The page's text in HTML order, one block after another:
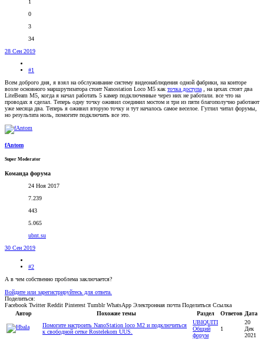
0
3
34
28 Сен 2019
#1
Всем доброго дня, я взял на обслуживание систему видеонаблюдения одной фабрики, на конторе
возле основного маршрутизатора стоит Nanostation Loco M5 как точка доступа
, на цехах стоят два
LiteBeam M5, когда я начал работать 5 камер подключенные через них не работали. все что на
проводах я сделал. Теперь одну точку оживил соединил мостом и три из пяти благополучно работают
уже месяца два. Теперь я оживил вторую точку и тут началось самое веселое. Гуглил читал форумы,
но результата ноль, помогите подключить все это.
fAntom
Super Moderator
Команда форума
24 Ноя 2017
7.239
443
5.065
ubnt.su
30 Сен 2019
#2
А в чем собственно проблема заключается?
Войдите или зарегистрируйтесь для ответа.
Поделиться:
Facebook Twitter Reddit Pinterest Tumblr WhatsApp Электронная почта Поделиться Ссылка
Автор
Похожие темы Раздел Ответов Дата
Помогите настроить NanoStation loco M2 и подключиться
к свободной сетке Rostelekom UUS.
UBIQUITI
Общий
форум
1
20
Дек
2021